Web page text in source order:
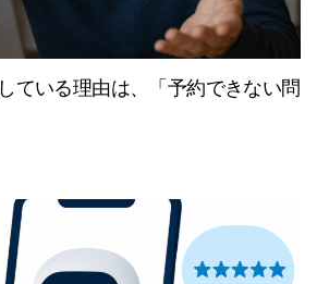
ている理由は、「予約できない問